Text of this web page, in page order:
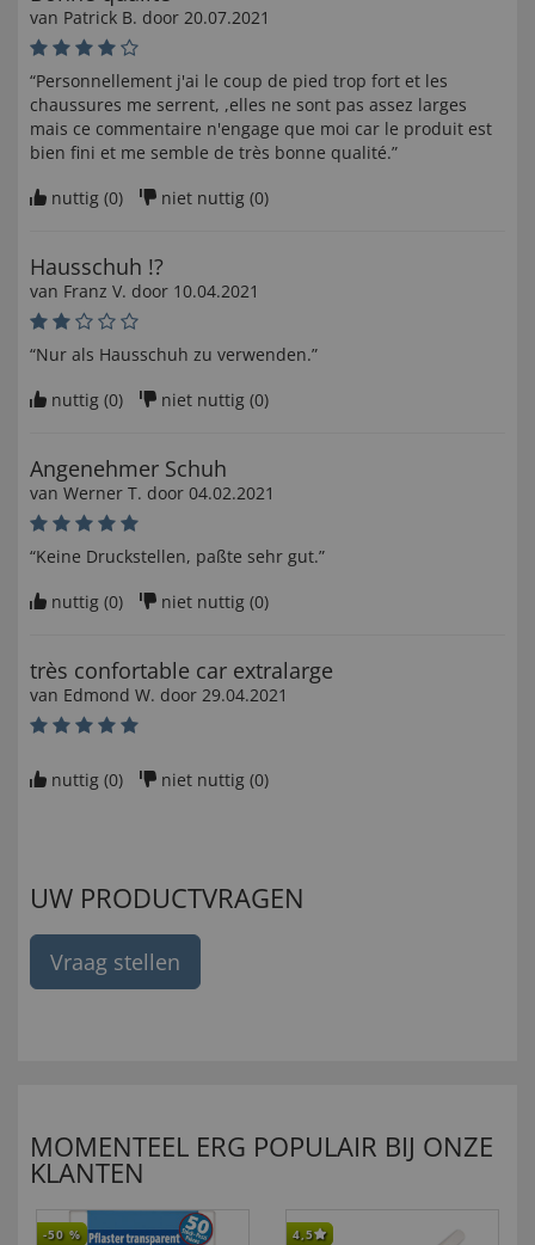
van Patrick B. door 20.07.2021
“Personnellement j'ai le coup de pied trop fort et les
chaussures me serrent, ,elles ne sont pas assez larges
mais ce commentaire n'engage que moi car le produit est
bien fini et me semble de très bonne qualité.”
nuttig (0) niet nuttig (0)
Hausschuh !?
van Franz V. door 10.04.2021
“Nur als Hausschuh zu verwenden.”
nuttig (0) niet nuttig (0)
Angenehmer Schuh
van Werner T. door 04.02.2021
“Keine Druckstellen, paßte sehr gut.”
nuttig (0) niet nuttig (0)
très confortable car extralarge
van Edmond W. door 29.04.2021
nuttig (0) niet nuttig (0)
UW PRODUCTVRAGEN
Vraag stellen
MOMENTEEL ERG POPULAIR BIJ ONZE
KLANTEN
-50 % 4,5